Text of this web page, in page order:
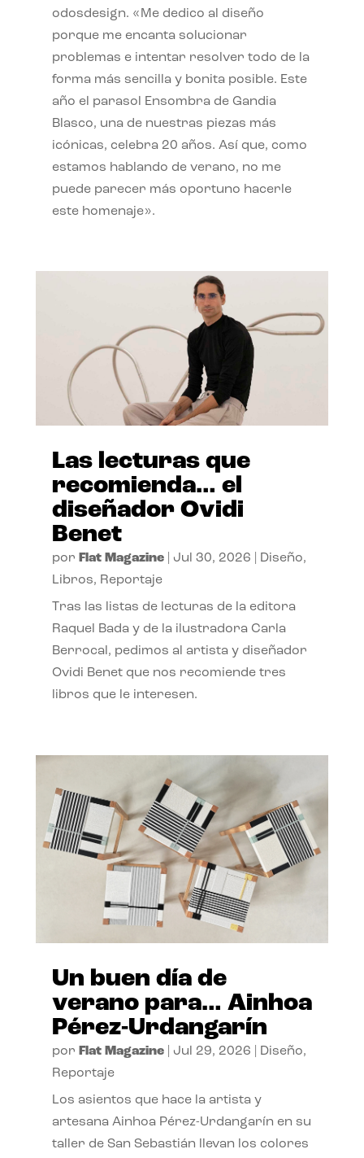
odosdesign. «Me dedico al diseño
porque me encanta solucionar
problemas e intentar resolver todo de la
forma más sencilla y bonita posible. Este
año el parasol Ensombra de Gandia
Blasco, una de nuestras piezas más
icónicas, celebra 20 años. Así que, como
estamos hablando de verano, no me
puede parecer más oportuno hacerle
este homenaje».
Las lecturas que
recomienda… el
diseñador Ovidi
Benet
por Flat Magazine| Jul 30, 2026 Diseño,
Libros, Reportaje
Tras las listas de lecturas de la editora
Raquel Bada y de la ilustradora Carla
Berrocal, pedimos al artista y diseñador
Ovidi Benet que nos recomiende tres
libros que le interesen.
Un buen día de
verano para… Ainhoa
Pérez-Urdangarín
por Flat Magazine| Jul 29, 2026 Diseño,
Reportaje
Los asientos que hace la artista y
artesana Ainhoa Pérez-Urdangarín en su
taller de San Sebastián llevan los colores